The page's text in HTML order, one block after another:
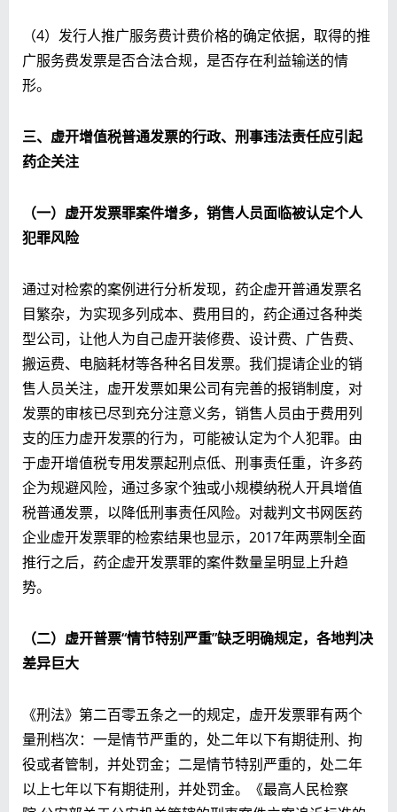
（4）发行人推广服务费计费价格的确定依据，取得的推
广服务费发票是否合法合规，是否存在利益输送的情
形。
三、虚开增值税普通发票的行政、刑事违法责任应引起
药企关注
（一）虚开发票罪案件增多，销售人员面临被认定个人
犯罪风险
通过对检索的案例进行分析发现，药企虚开普通发票名
目繁杂，为实现多列成本、费用目的，药企通过各种类
型公司，让他人为自己虚开装修费、设计费、广告费、
搬运费、电脑耗材等各种名目发票。我们提请企业的销
售人员关注，虚开发票如果公司有完善的报销制度，对
发票的审核已尽到充分注意义务， 销售人员由于费用列
支的压力虚开发票的行为，可能被认定为个人犯罪。 由
于虚开增值税专用发票起刑点低、刑事责任重，许多药
企为规避风险，通过多家个独或小规模纳税人开具增值
税普通发票，以降低刑事责任风险。对裁判文书网医药
企业虚开发票罪的检索结果也显示，2017年两票制全面
推行之后，药企虚开发票罪的案件数量呈明显上升趋
势。
（二）虚开普票“情节特别严重”缺乏明确规定，各地判决
差异巨大
《刑法》第二百零五条之一的规定，虚开发票罪有两个
量刑档次：一是情节严重的，处二年以下有期徒刑、拘
役或者管制，并处罚金；二是情节特别严重的，处二年
以上七年以下有期徒刑，并处罚金。《最高人民检察